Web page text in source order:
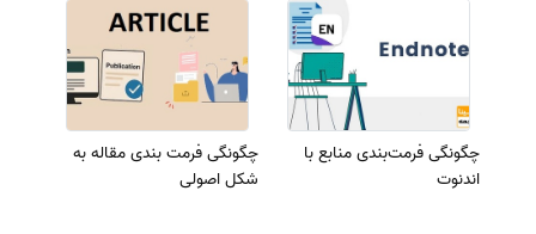
چگونگی فرمت‌بندی منابع با
اندنوت
چگونگی فرمت بندی مقاله به
شکل اصولی